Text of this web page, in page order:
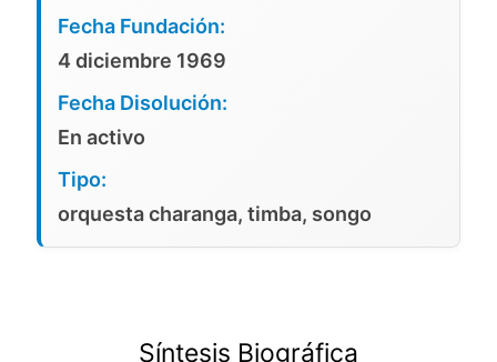
Fecha Fundación:
4 diciembre 1969
Fecha Disolución:
En activo
Tipo:
orquesta charanga, timba, songo
Síntesis Biográfica